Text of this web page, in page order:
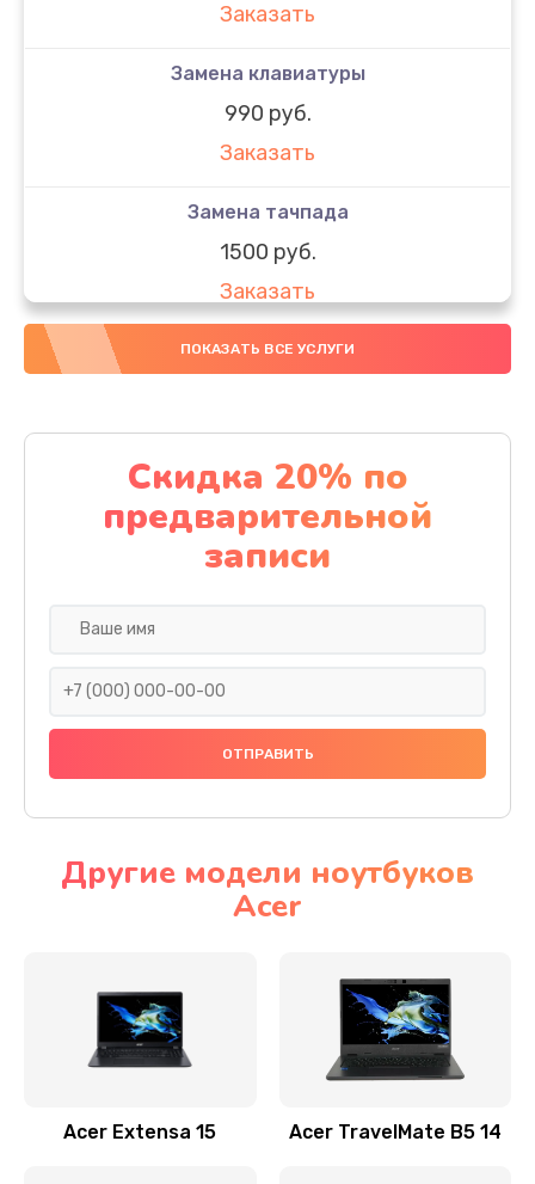
Заказать
Замена клавиатуры
990 руб.
Заказать
Замена тачпада
1500 руб.
Заказать
Замена южного моста
Заказать
Чистка от пыли
1060 руб.
Заказать
Ремонт подсветки
Настройка BIOS
Замена видеочипа
Заказать
ПОКАЗАТЬ ВСЕ УСЛУГИ
Скидка 20% по
предварительной
записи
Другие модели ноутбуков
Acer
Acer Extensa 15 Acer TravelMate B5 14